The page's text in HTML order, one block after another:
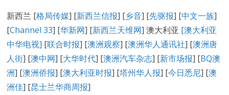
新西兰 [格局传媒] [新西兰信报] [乡音] [先驱报] [中文一族]
[Channel 33] [华新网] [新西兰天维网] 澳大利亚 [澳大利亚
中华电视] [联合时报] [澳洲观察] [澳洲华人通讯社] [澳洲唐
人街] [澳中网] [大华时代] [澳洲汽车杂志] [新市场报] [BQ澳
洲] [澳洲侨报] [澳大利亚时报] [塔州华人报] [今日悉尼] [澳
洲佳] [昆士兰华商周报]